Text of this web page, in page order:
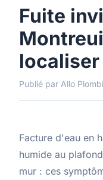
Fuite
localiser
Publié par Allo
Facture d'eau en
humide au
mur : ces